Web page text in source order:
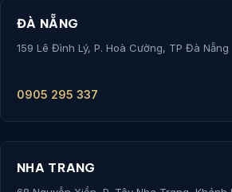
ĐÀ NẴNG
159 Lê Đình Lý, P. Hoà Cường, TP Đà Nẵng
0905 295 337
NHA TRANG